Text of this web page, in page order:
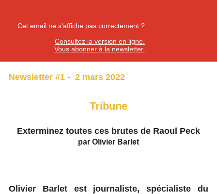
Cet email ne s'affiche pas correctement ?
Consultez la version en ligne.
Vous abonner à la newsletter.
Newsletter #1 - 2 mars 2022
Tribune
Exterminez toutes ces brutes de Raoul Peck
par Olivier Barlet
Olivier Barlet est journaliste, spécialiste du